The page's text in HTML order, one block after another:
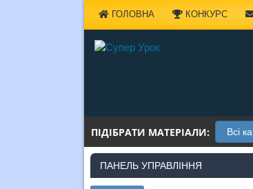
ГОЛОВНА КОНКУРС
ПІДІБРАТИ МАТЕРІАЛИ:
ПАНЕЛЬ УПРАВЛІННЯ